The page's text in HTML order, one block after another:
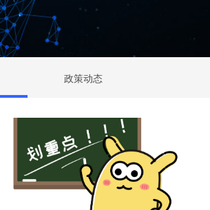
政策动态